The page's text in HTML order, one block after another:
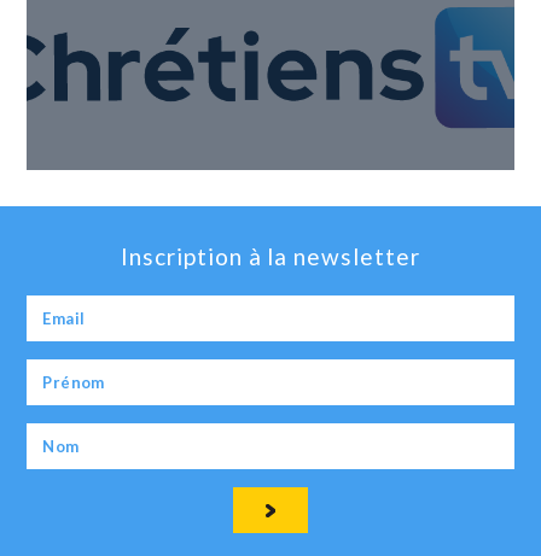
Inscription à la newsletter